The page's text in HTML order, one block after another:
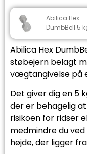
Abilica Hex
DumbBell 5
Abilica Hex
støbejern belagt
vægtangivelse på
Det giver dig en 5
der er behagelig
risikoen for ridser
medmindre du
højde, der ligger